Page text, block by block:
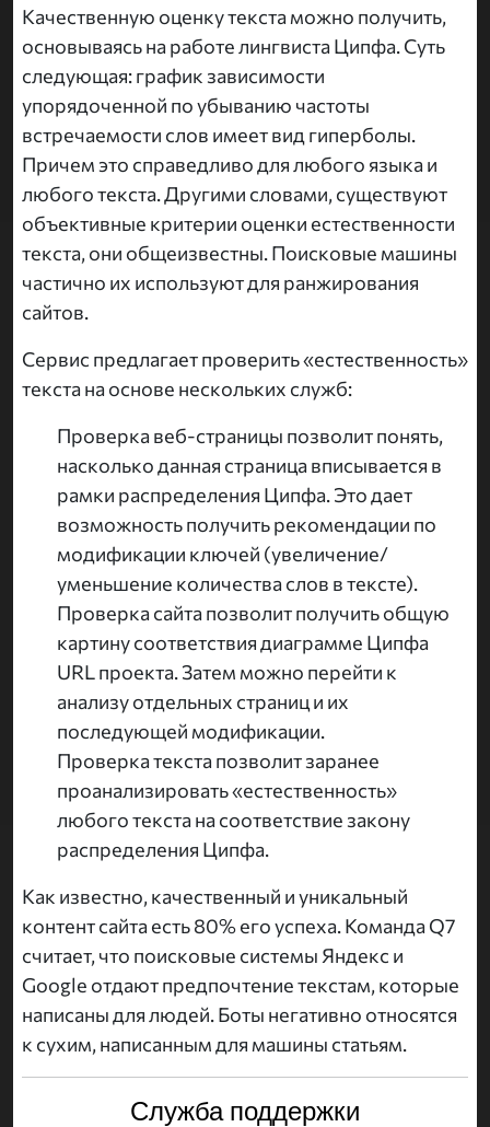
Качественную оценку текста можно получить,
основываясь на работе лингвиста Ципфа. Суть
следующая: график зависимости
упорядоченной по убыванию частоты
встречаемости слов имеет вид гиперболы.
Причем это справедливо для любого языка и
любого текста. Другими словами, существуют
объективные критерии оценки естественности
текста, они общеизвестны. Поисковые машины
частично их используют для ранжирования
сайтов.
Сервис предлагает проверить «естественность»
текста на основе нескольких служб:
Проверка веб-страницы позволит понять,
насколько данная страница вписывается в
рамки распределения Ципфа. Это дает
возможность получить рекомендации по
модификации ключей (увеличение/
уменьшение количества слов в тексте).
Проверка сайта позволит получить общую
картину соответствия диаграмме Ципфа
URL проекта. Затем можно перейти к
анализу отдельных страниц и их
последующей модификации.
Проверка текста позволит заранее
проанализировать «естественность»
любого текста на соответствие закону
распределения Ципфа.
Как известно, качественный и уникальный
контент сайта есть 80% его успеха. Команда Q7
считает, что поисковые системы Яндекс и
Google отдают предпочтение текстам, которые
написаны для людей. Боты негативно относятся
к сухим, написанным для машины статьям.
Служба поддержки